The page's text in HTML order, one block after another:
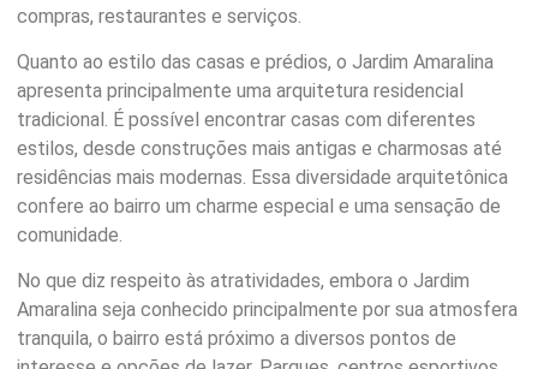
compras, restaurantes e serviços.
Quanto ao estilo das casas e prédios, o Jardim Amaralina
apresenta principalmente uma arquitetura residencial
tradicional. É possível encontrar casas com diferentes
estilos, desde construções mais antigas e charmosas até
residências mais modernas. Essa diversidade arquitetônica
confere ao bairro um charme especial e uma sensação de
comunidade.
No que diz respeito às atratividades, embora o Jardim
Amaralina seja conhecido principalmente por sua atmosfera
tranquila, o bairro está próximo a diversos pontos de